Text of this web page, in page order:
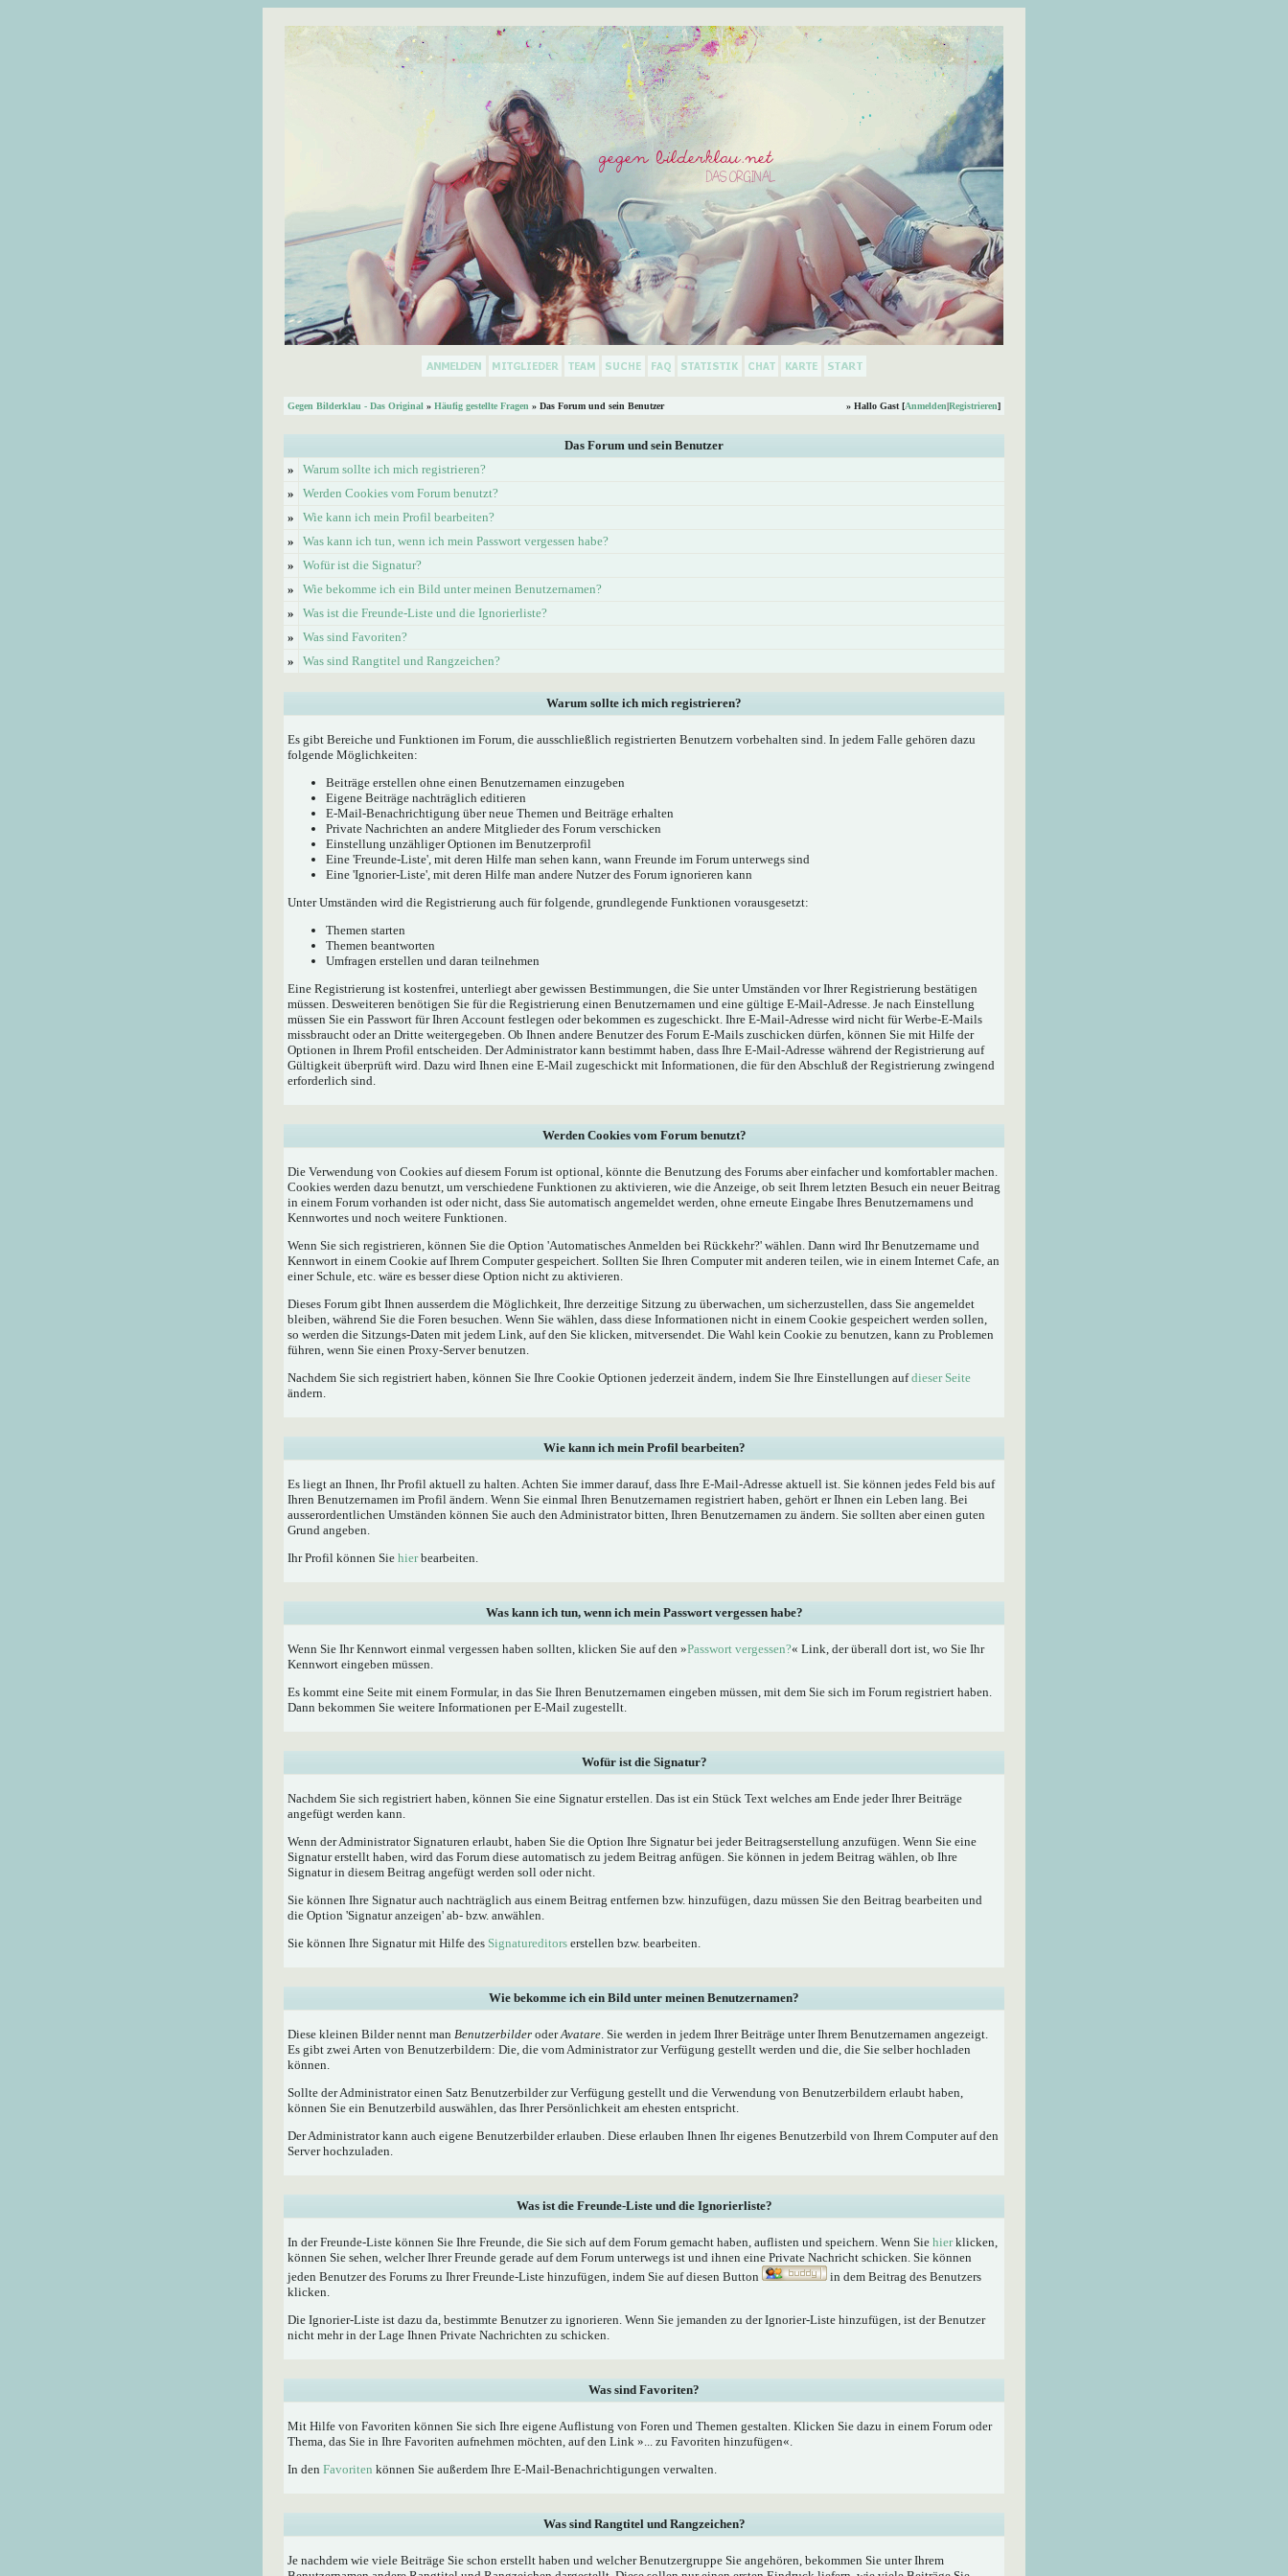
Gegen Bilderklau - Das Original » Häufig gestellte Fragen » Das Forum und sein Benutzer » Hallo Gast [Anmelden|Registrieren]
Das Forum und sein Benutzer
»
Warum sollte ich mich registrieren?
»
Werden Cookies vom Forum benutzt?
»
Wie kann ich mein Profil bearbeiten?
»
Was kann ich tun, wenn ich mein Passwort vergessen habe?
»
Wofür ist die Signatur?
»
Wie bekomme ich ein Bild unter meinen Benutzernamen?
»
Was ist die Freunde-Liste und die Ignorierliste?
»
Was sind Favoriten?
»
Was sind Rangtitel und Rangzeichen?
Warum sollte ich mich registrieren?
Es gibt Bereiche und Funktionen im Forum, die ausschließlich registrierten Benutzern vorbehalten sind. In jedem Falle gehören dazu
folgende Möglichkeiten:
Beiträge erstellen ohne einen Benutzernamen einzugeben
Eigene Beiträge nachträglich editieren
E-Mail-Benachrichtigung über neue Themen und Beiträge erhalten
Private Nachrichten an andere Mitglieder des Forum verschicken
Einstellung unzähliger Optionen im Benutzerprofil
Eine 'Freunde-Liste', mit deren Hilfe man sehen kann, wann Freunde im Forum unterwegs sind
Eine 'Ignorier-Liste', mit deren Hilfe man andere Nutzer des Forum ignorieren kann
Unter Umständen wird die Registrierung auch für folgende, grundlegende Funktionen vorausgesetzt:
Themen starten
Themen beantworten
Umfragen erstellen und daran teilnehmen
Eine Registrierung ist kostenfrei, unterliegt aber gewissen Bestimmungen, die Sie unter Umständen vor Ihrer Registrierung bestätigen
müssen. Desweiteren benötigen Sie für die Registrierung einen Benutzernamen und eine gültige E-Mail-Adresse. Je nach Einstellung
müssen Sie ein Passwort für Ihren Account festlegen oder bekommen es zugeschickt. Ihre E-Mail-Adresse wird nicht für Werbe-E-Mails
missbraucht oder an Dritte weitergegeben. Ob Ihnen andere Benutzer des Forum E-Mails zuschicken dürfen, können Sie mit Hilfe der
Optionen in Ihrem Profil entscheiden. Der Administrator kann bestimmt haben, dass Ihre E-Mail-Adresse während der Registrierung auf
Gültigkeit überprüft wird. Dazu wird Ihnen eine E-Mail zugeschickt mit Informationen, die für den Abschluß der Registrierung zwingend
erforderlich sind.
Werden Cookies vom Forum benutzt?
Die Verwendung von Cookies auf diesem Forum ist optional, könnte die Benutzung des Forums aber einfacher und komfortabler machen.
Cookies werden dazu benutzt, um verschiedene Funktionen zu aktivieren, wie die Anzeige, ob seit Ihrem letzten Besuch ein neuer Beitrag
in einem Forum vorhanden ist oder nicht, dass Sie automatisch angemeldet werden, ohne erneute Eingabe Ihres Benutzernamens und
Kennwortes und noch weitere Funktionen.
Wenn Sie sich registrieren, können Sie die Option 'Automatisches Anmelden bei Rückkehr?' wählen. Dann wird Ihr Benutzername und
Kennwort in einem Cookie auf Ihrem Computer gespeichert. Sollten Sie Ihren Computer mit anderen teilen, wie in einem Internet Cafe, an
einer Schule, etc. wäre es besser diese Option nicht zu aktivieren.
Dieses Forum gibt Ihnen ausserdem die Möglichkeit, Ihre derzeitige Sitzung zu überwachen, um sicherzustellen, dass Sie angemeldet
bleiben, während Sie die Foren besuchen. Wenn Sie wählen, dass diese Informationen nicht in einem Cookie gespeichert werden sollen,
so werden die Sitzungs-Daten mit jedem Link, auf den Sie klicken, mitversendet. Die Wahl kein Cookie zu benutzen, kann zu Problemen
führen, wenn Sie einen Proxy-Server benutzen.
Nachdem Sie sich registriert haben, können Sie Ihre Cookie Optionen jederzeit ändern, indem Sie Ihre Einstellungen aufdieser Seite
ändern.
Wie kann ich mein Profil bearbeiten?
Es liegt an Ihnen, Ihr Profil aktuell zu halten. Achten Sie immer darauf, dass Ihre E-Mail-Adresse aktuell ist. Sie können jedes Feld bis auf
Ihren Benutzernamen im Profil ändern. Wenn Sie einmal Ihren Benutzernamen registriert haben, gehört er Ihnen ein Leben lang. Bei
ausserordentlichen Umständen können Sie auch den Administrator bitten, Ihren Benutzernamen zu ändern. Sie sollten aber einen guten
Grund angeben.
Ihr Profil können Sie hierbearbeiten.
Was kann ich tun, wenn ich mein Passwort vergessen habe?
Wenn Sie Ihr Kennwort einmal vergessen haben sollten, klicken Sie auf den »Passwort vergessen?« Link, der überall dort ist, wo Sie Ihr
Kennwort eingeben müssen.
Es kommt eine Seite mit einem Formular, in das Sie Ihren Benutzernamen eingeben müssen, mit dem Sie sich im Forum registriert haben.
Dann bekommen Sie weitere Informationen per E-Mail zugestellt.
Wofür ist die Signatur?
Nachdem Sie sich registriert haben, können Sie eine Signatur erstellen. Das ist ein Stück Text welches am Ende jeder Ihrer Beiträge
angefügt werden kann.
Wenn der Administrator Signaturen erlaubt, haben Sie die Option Ihre Signatur bei jeder Beitragserstellung anzufügen. Wenn Sie eine
Signatur erstellt haben, wird das Forum diese automatisch zu jedem Beitrag anfügen. Sie können in jedem Beitrag wählen, ob Ihre
Signatur in diesem Beitrag angefügt werden soll oder nicht.
Sie können Ihre Signatur auch nachträglich aus einem Beitrag entfernen bzw. hinzufügen, dazu müssen Sie den Beitrag bearbeiten und
die Option 'Signatur anzeigen' ab- bzw. anwählen.
Sie können Ihre Signatur mit Hilfe des Signatureditors erstellen bzw. bearbeiten.
Wie bekomme ich ein Bild unter meinen Benutzernamen?
Diese kleinen Bilder nennt man Benutzerbilder oderAvatare. Sie werden in jedem Ihrer Beiträge unter Ihrem Benutzernamen angezeigt.
Es gibt zwei Arten von Benutzerbildern: Die, die vom Administrator zur Verfügung gestellt werden und die, die Sie selber hochladen
können.
Sollte der Administrator einen Satz Benutzerbilder zur Verfügung gestellt und die Verwendung von Benutzerbildern erlaubt haben,
können Sie ein Benutzerbild auswählen, das Ihrer Persönlichkeit am ehesten entspricht.
Der Administrator kann auch eigene Benutzerbilder erlauben. Diese erlauben Ihnen Ihr eigenes Benutzerbild von Ihrem Computer auf den
Server hochzuladen.
Was ist die Freunde-Liste und die Ignorierliste?
In der Freunde-Liste können Sie Ihre Freunde, die Sie sich auf dem Forum gemacht haben, auflisten und speichern. Wenn Sie hierklicken,
können Sie sehen, welcher Ihrer Freunde gerade auf dem Forum unterwegs ist und ihnen eine Private Nachricht schicken. Sie können
jeden Benutzer des Forums zu Ihrer Freunde-Liste hinzufügen, indem Sie auf diesen Button
in dem Beitrag des Benutzers
klicken.
Die Ignorier-Liste ist dazu da, bestimmte Benutzer zu ignorieren. Wenn Sie jemanden zu der Ignorier-Liste hinzufügen, ist der Benutzer
nicht mehr in der Lage Ihnen Private Nachrichten zu schicken.
Was sind Favoriten?
Mit Hilfe von Favoriten können Sie sich Ihre eigene Auflistung von Foren und Themen gestalten. Klicken Sie dazu in einem Forum oder
Thema, das Sie in Ihre Favoriten aufnehmen möchten, auf den Link »... zu Favoriten hinzufügen«.
In den Favoriten können Sie außerdem Ihre E-Mail-Benachrichtigungen verwalten.
Was sind Rangtitel und Rangzeichen?
Je nachdem wie viele Beiträge Sie schon erstellt haben und welcher Benutzergruppe Sie angehören, bekommen Sie unter Ihrem